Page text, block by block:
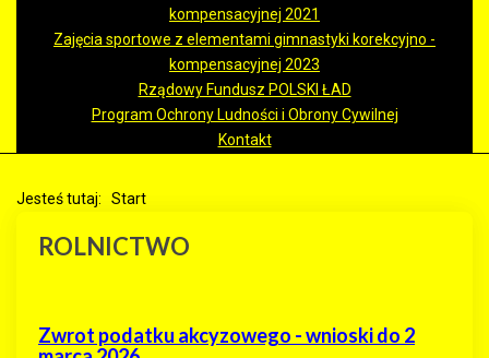
kompensacyjnej 2021
Zajęcia sportowe z elementami gimnastyki korekcyjno -
kompensacyjnej 2023
Rządowy Fundusz POLSKI ŁAD
Program Ochrony Ludności i Obrony Cywilnej
Kontakt
Jesteś tutaj: Start
ROLNICTWO
Zwrot podatku akcyzowego - wnioski do 2